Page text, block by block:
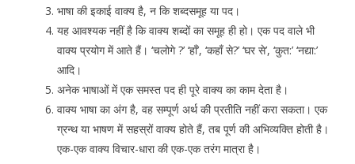
भाषा की इकाई वाक्य है, न कि शब्दसमूह या पद।
यह आवश्यक नहीं है कि वाक्य शब्दों का समूह ही हो। एक पद वाले भी
वाक्य प्रयोग में आते हैं। ‘चलोगे ?’ ‘हाँ’, ‘कहाँ से?’ ‘घर से’, ‘कुत:’ ‘नद्या:’
आदि।
अनेक भाषाओं में एक समस्त पद ही पूरे वाक्य का काम देता है।
वाक्य भाषा का अंग है, वह सम्पूर्ण अर्थ की प्रतीति नहीं करा सकता। एक
ग्रन्थ या भाषण में सहस्रों वाक्य होते हैं, तब पूर्ण की अभिव्यक्ति होती है।
एक-एक वाक्य विचार-धारा की एक-एक तरंग मात्रा है।